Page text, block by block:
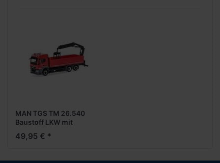
MAN TGS TM 26.540
Baustoff LKW mit
Promotion-Modell --
49,95 € *